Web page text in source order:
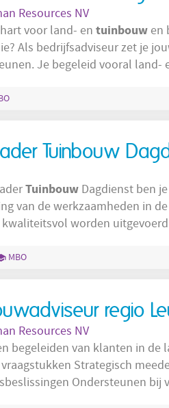
Resources NV
voor land- en tuinbouwen
te adviseren
Je begeleid vooral
voor klanten in de land- en
Tuinbouw
TuinbouwDagdienst ben
van de werkzaamheden in
worden
op de werkvloer. Bewaken van de kwaliteit en
MBO
regio
Resources NV
begeleiden van klanten in de
rond agrarische bouwprojecten en
bij vergunningsaanvragen, subsidies en